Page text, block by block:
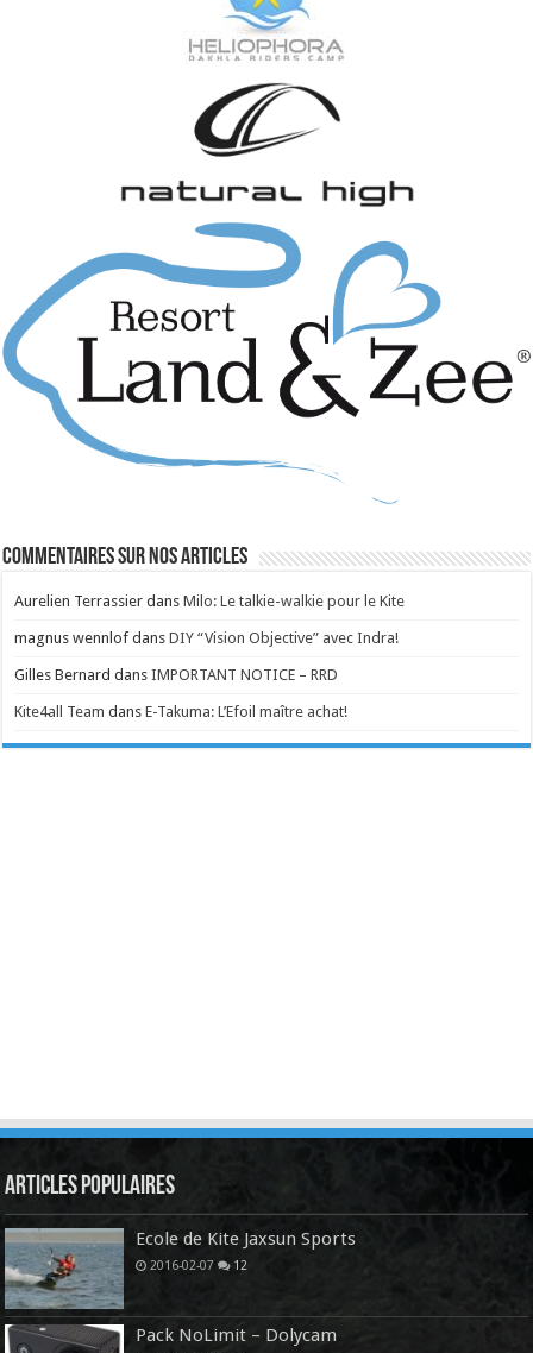
Commentaires sur nos articles
Aurelien Terrassier dansMilo: Le talkie-walkie pour le Kite
magnus wennlof dansDIY “Vision Objective” avec Indra!
Gilles Bernard dansIMPORTANT NOTICE – RRD
Kite4all Team dansE-Takuma: L’Efoil maître achat!
Articles Populaires
Ecole de Kite Jaxsun Sports
2016-02-07 12
Pack NoLimit – Dolycam